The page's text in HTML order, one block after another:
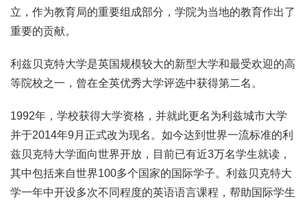
立，作为教育局的重要组成部分，学院为当地的教育作出了
重要的贡献。
利兹贝克特大学是英国规模较大的新型大学和最受欢迎的高
等院校之一，曾在全英优秀大学评选中获得第二名。
1992年，学校获得大学资格，并就此更名为利兹城市大学
并于2014年9月正式改为现名。如今达到世界一流标准的利
兹贝克特大学面向世界开放，目前已有近3万名学生就读，
其中包括来自世界100多个国家的国际学子。利兹贝克特大
学一年中开设多次不同程度的英语语言课程，帮助国际学生